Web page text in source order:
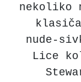
nekoliko
nude-
Lice